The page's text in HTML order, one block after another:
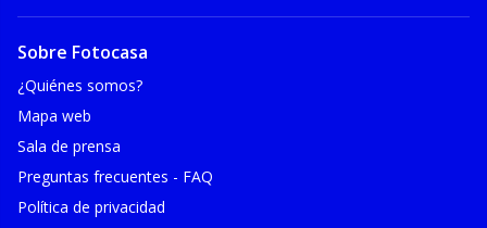
Sobre Fotocasa
¿Quiénes somos?
Mapa web
Sala de prensa
Preguntas frecuentes - FAQ
Política de privacidad